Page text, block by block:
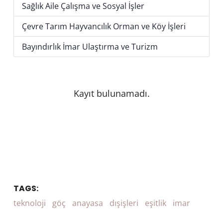
Sağlık Aile Çalışma ve Sosyal İşler
Çevre Tarım Hayvancılık Orman ve Köy İşleri
Bayındırlık İmar Ulaştırma ve Turizm
Kayıt bulunamadı.
TAGS:
teknoloji göç anayasa dışişleri eşitlik
imar